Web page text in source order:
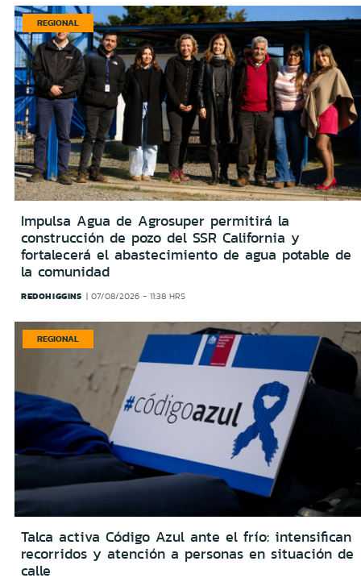
REGIONAL
Impulsa Agua de Agrosuper permitirá la
construcción de pozo del SSR California y
fortalecerá el abastecimiento de agua potable de
la comunidad
REDOHIGGINS 07/08/2026 - 11:38 HRS
REGIONAL
Talca activa Código Azul ante el frío: intensifican
recorridos y atención a personas en situación de
calle